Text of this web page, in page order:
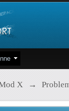
Inne
X →